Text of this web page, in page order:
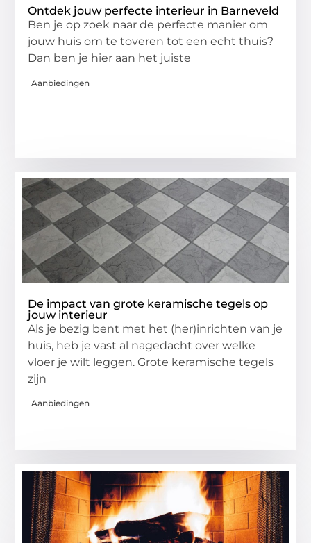
Ontdek jouw perfecte interieur in Barneveld
Ben je op zoek naar de perfecte manier om
jouw huis om te toveren tot een echt thuis?
Dan ben je hier aan het juiste
Aanbiedingen
De impact van grote keramische tegels op
jouw interieur
Als je bezig bent met het (her)inrichten van je
huis, heb je vast al nagedacht over welke
vloer je wilt leggen. Grote keramische tegels
zijn
Aanbiedingen